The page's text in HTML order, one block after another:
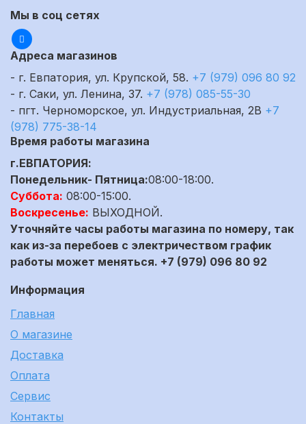
Мы в соц сетях
Адреса магазинов
- г. Евпатория, ул. Крупской, 58. +7 (979) 096 80 92
- г. Саки, ул. Ленина, 37. +7 (978) 085-55-30
- пгт. Черноморское, ул. Индустриальная, 2В +7
(978) 775-38-14
Время работы магазина
г.ЕВПАТОРИЯ:
Понедельник- Пятница:08:00-18:00.
Суббота: 08:00-15:00.
Воскресенье: ВЫХОДНОЙ.
Уточняйте часы работы магазина по номеру, так
как из-за перебоев с электричеством график
работы может меняться. +7 (979) 096 80 92
Информация
Главная
О магазине
Доставка
Оплата
Сервис
Контакты